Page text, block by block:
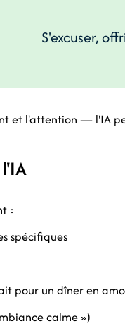
S'excuser,
et l'attention — l'IA
:
spécifiques
pour un dîner en
calme »)